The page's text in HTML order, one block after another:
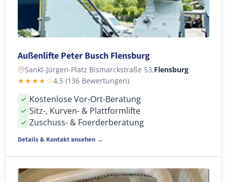
Außenlifte Peter Busch Flensburg
Sankt-Jürgen-Platz Bismarckstraße 53,Flensburg·
★★★★☆4,5 (136 Bewertungen)
Kostenlose Vor-Ort-Beratung
Sitz-, Kurven- & Plattformlifte
Zuschuss- & Foerderberatung
Details & Kontakt ansehen →